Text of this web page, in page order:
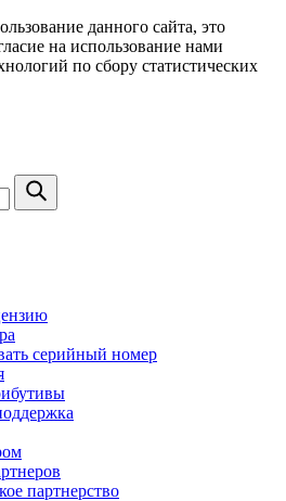
данного сайта, это
на использование нами
по сбору статистических
серийный номер
партнерство